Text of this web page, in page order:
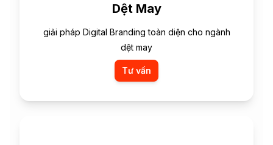
Dệt May
giải pháp Digital Branding toàn diện cho ngành
dệt may
Tư vấn